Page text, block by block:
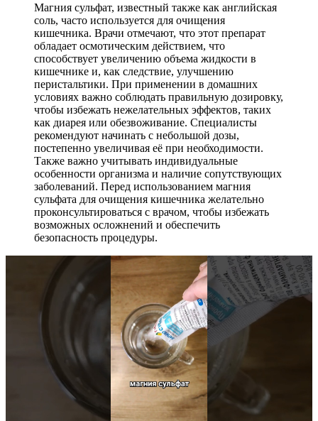
Магния сульфат, известный также как английская
соль, часто используется для очищения
кишечника. Врачи отмечают, что этот препарат
обладает осмотическим действием, что
способствует увеличению объема жидкости в
кишечнике и, как следствие, улучшению
перистальтики. При применении в домашних
условиях важно соблюдать правильную дозировку,
чтобы избежать нежелательных эффектов, таких
как диарея или обезвоживание. Специалисты
рекомендуют начинать с небольшой дозы,
постепенно увеличивая её при необходимости.
Также важно учитывать индивидуальные
особенности организма и наличие сопутствующих
заболеваний. Перед использованием магния
сульфата для очищения кишечника желательно
проконсультироваться с врачом, чтобы избежать
возможных осложнений и обеспечить
безопасность процедуры.